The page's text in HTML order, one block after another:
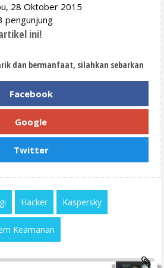
28 Oktober 2015
pengunjung
ini!
dan bermanfaat, silahkan sebarkan
Facebook
Google
Twitter
Hacker Kaspersky
Keamanan